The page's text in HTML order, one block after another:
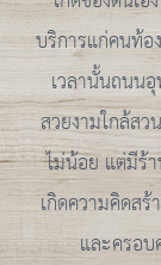
บริการแก่คนท้
เวลานั้นถนน
สวยงามใกล้ส
ไม่น้อย แต่มีร้
เกิดความคิดส
และครอ